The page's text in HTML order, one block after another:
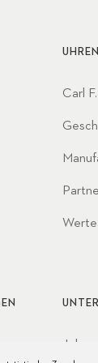
Carl
Werte
Jobs